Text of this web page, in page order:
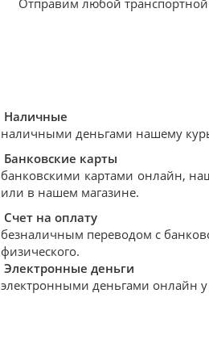
Отправим любой
Наличные
наличными деньгами нашему
Банковские карты
банковскими картами онлайн,
или в нашем магазине.
Счет на оплату
безналичным переводом с
физического.
Электронные деньги
электронными деньгами онлайн у